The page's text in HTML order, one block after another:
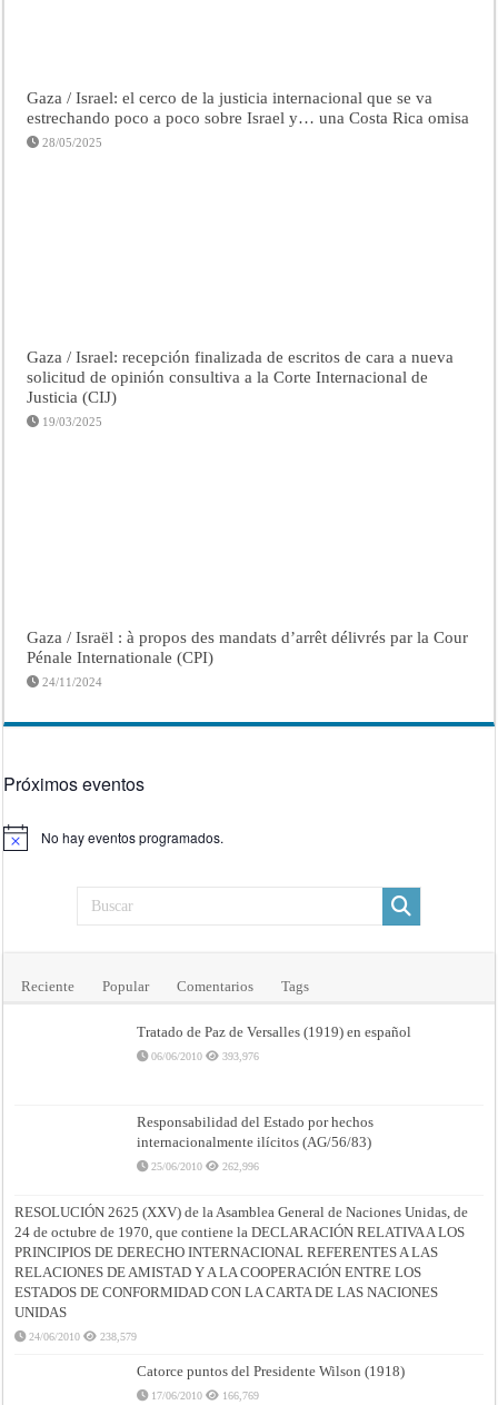
Gaza / Israel: el cerco de la justicia internacional que se va
estrechando poco a poco sobre Israel y… una Costa Rica omisa
28/05/2025
Gaza / Israel: recepción finalizada de escritos de cara a nueva
solicitud de opinión consultiva a la Corte Internacional de
Justicia (CIJ)
19/03/2025
Gaza / Israël : à propos des mandats d’arrêt délivrés par la Cour
Pénale Internationale (CPI)
24/11/2024
Próximos eventos
Aviso No hay eventos programados.
Reciente Popular Comentarios Tags
Tratado de Paz de Versalles (1919) en español
06/06/2010 393,976
Responsabilidad del Estado por hechos
internacionalmente ilícitos (AG/56/83)
25/06/2010 262,996
RESOLUCIÓN 2625 (XXV) de la Asamblea General de Naciones Unidas, de
24 de octubre de 1970, que contiene la DECLARACIÓN RELATIVA A LOS
PRINCIPIOS DE DERECHO INTERNACIONAL REFERENTES A LAS
RELACIONES DE AMISTAD Y A LA COOPERACIÓN ENTRE LOS
ESTADOS DE CONFORMIDAD CON LA CARTA DE LAS NACIONES
UNIDAS
24/06/2010 238,579
Catorce puntos del Presidente Wilson (1918)
17/06/2010 166,769